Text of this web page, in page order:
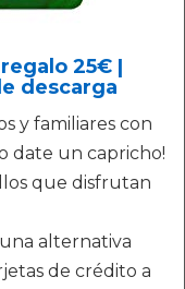
25€ |
descarga
y familiares con
date un capricho!
que disfrutan
alternativa
de crédito a